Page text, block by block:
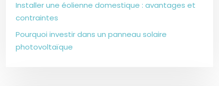
Installer une éolienne domestique : avantages et
contraintes
Pourquoi investir dans un panneau solaire
photovoltaïque